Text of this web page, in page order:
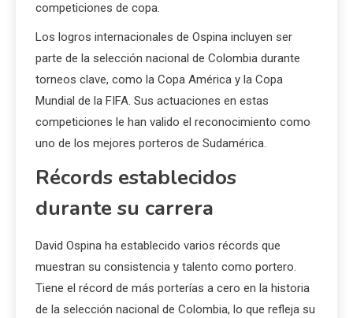
competiciones de copa.
Los logros internacionales de Ospina incluyen ser
parte de la selección nacional de Colombia durante
torneos clave, como la Copa América y la Copa
Mundial de la FIFA. Sus actuaciones en estas
competiciones le han valido el reconocimiento como
uno de los mejores porteros de Sudamérica.
Récords establecidos
durante su carrera
David Ospina ha establecido varios récords que
muestran su consistencia y talento como portero.
Tiene el récord de más porterías a cero en la historia
de la selección nacional de Colombia, lo que refleja su